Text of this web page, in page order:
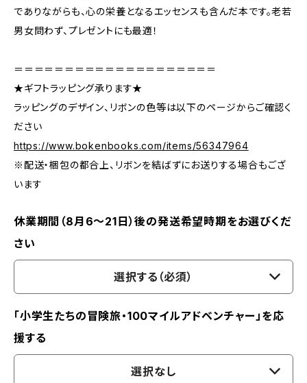
でありながらも、心の栄養となるエッセンスも含んだ本です。老若
男女問わず、プレゼントにも最適！
＝＝＝＝＝＝＝＝＝＝＝＝＝＝＝＝＝＝＝＝
★ギフトラッピング承ります★
ラッピングのデザイン、リボンの色等は以下のページからご確認く
ださい
https://www.bokenbooks.com/items/56347964
※配送・梱包の都合上、リボンを結ばずにお送りする場合もござ
います
休業期間（8月6〜21日）後の発送希望時期をお選びくだ
さい
選択する（必須）
「小学生たちの冒険旅・100マイルアドベンチャー」を応
援する
選択なし